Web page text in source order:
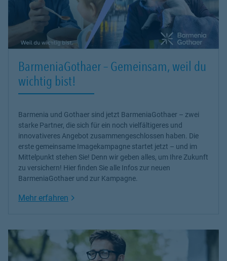
BarmeniaGothaer – Gemeinsam, weil du
wichtig bist!
Barmenia und Gothaer sind jetzt BarmeniaGothaer – zwei
starke Partner, die sich für ein noch vielfältigeres und
innovativeres Angebot zusammengeschlossen haben. Die
erste gemeinsame Imagekampagne startet jetzt – und im
Mittelpunkt stehen Sie! Denn wir geben alles, um Ihre Zukunft
zu versichern! Hier finden Sie alle Infos zur neuen
BarmeniaGothaer und zur Kampagne.
Mehr erfahren Link Opens in New Tab